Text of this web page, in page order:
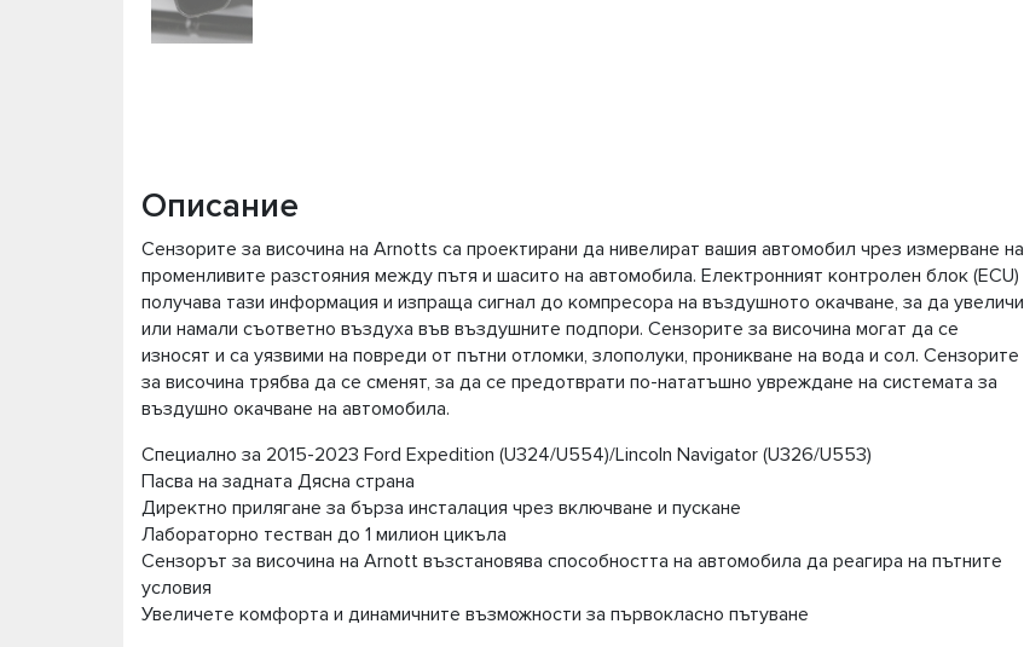
Описание
Сензорите за височина на Arnotts са проектирани да нивелират вашия автомобил чрез измерване на
променливите разстояния между пътя и шасито на автомобила. Електронният контролен блок (ECU)
получава тази информация и изпраща сигнал до компресора на въздушното окачване, за да увеличи
или намали съответно въздуха във въздушните подпори. Сензорите за височина могат да се
износят и са уязвими на повреди от пътни отломки, злополуки, проникване на вода и сол. Сензорите
за височина трябва да се сменят, за да се предотврати по-нататъшно увреждане на системата за
въздушно окачване на автомобила.
Специално за 2015-2023 Ford Expedition (U324/U554)/Lincoln Navigator (U326/U553)
Пасва на задната Дясна страна
Директно прилягане за бърза инсталация чрез включване и пускане
Лабораторно тестван до 1 милион цикъла
Сензорът за височина на Arnott възстановява способността на автомобила да реагира на пътните
условия
Увеличете комфорта и динамичните възможности за първокласно пътуване